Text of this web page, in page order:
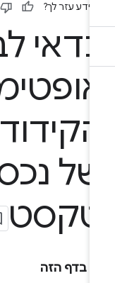
עזר לך?
בדף הזה